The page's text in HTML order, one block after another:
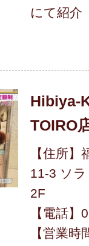
にて紹介
Hibiya-
TOIRO
【住所
11-3 ソ
2F
【電話
【営業